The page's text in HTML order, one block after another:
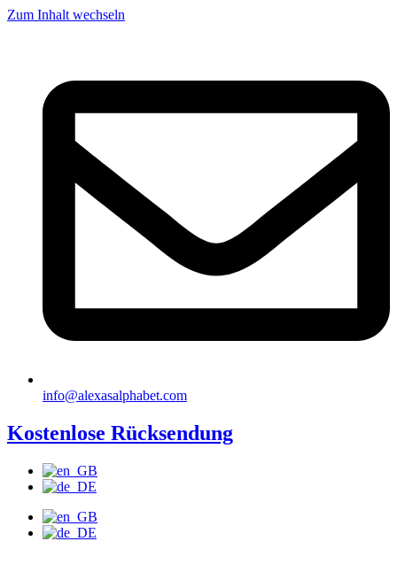
Zum Inhalt wechseln
info@alexasalphabet.com
Kostenlose Rücksendung